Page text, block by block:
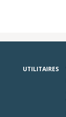
UTILITAIRES